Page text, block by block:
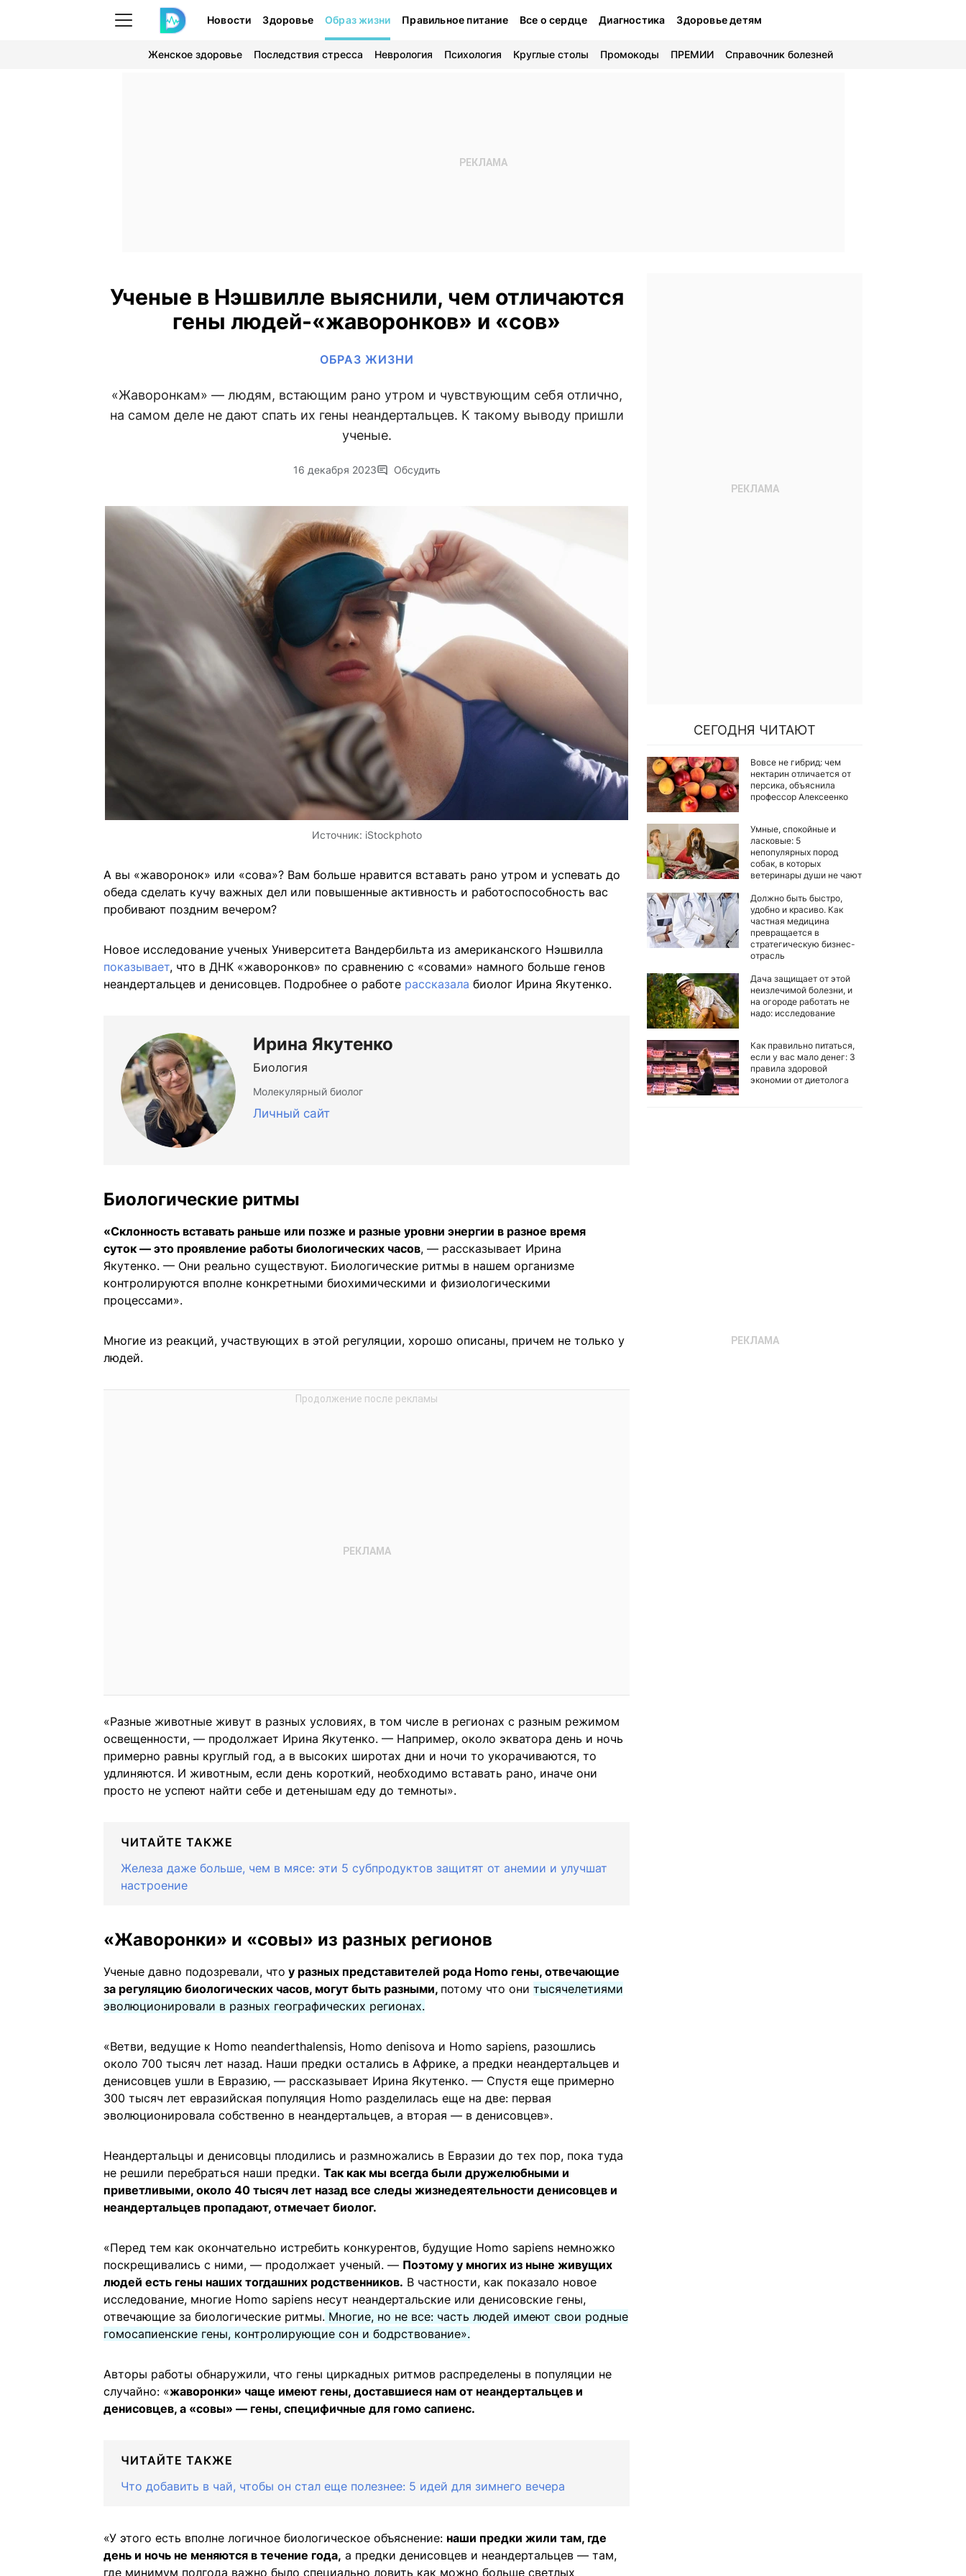
Новости Здоровье Образ жизни Правильное питание Все о сердце Диагностика Здоровье детям
Женское здоровье Последствия стресса Неврология Психология Круглые столы Промокоды ПРЕМИИ Справочник болезней
Ученые в Нэшвилле выяснили, чем отличаются
гены людей-«жаворонков» и «сов»
ОБРАЗ ЖИЗНИ
«Жаворонкам» — людям, встающим рано утром и чувствующим себя отлично,
на самом деле не дают спать их гены неандертальцев. К такому выводу пришли
ученые.
16 декабря 2023 Обсудить
Источник: iStockphoto
А вы «жаворонок» или «сова»? Вам больше нравится вставать рано утром и успевать до
обеда сделать кучу важных дел или повышенные активность и работоспособность вас
пробивают поздним вечером?
Новое исследование ученых Университета Вандербильта из американского Нэшвилла
показывает, что в ДНК «жаворонков» по сравнению с «совами» намного больше генов
неандертальцев и денисовцев. Подробнее о работе рассказала биолог Ирина Якутенко.
Ирина Якутенко
Биология
Молекулярный биолог
Личный сайт
Биологические ритмы
«Склонность вставать раньше или позже и разные уровни энергии в разное время
суток — это проявление работы биологических часов, — рассказывает Ирина
Якутенко. — Они реально существуют. Биологические ритмы в нашем организме
контролируются вполне конкретными биохимическими и физиологическими
процессами».
Многие из реакций, участвующих в этой регуляции, хорошо описаны, причем не только у
людей.
«Разные животные живут в разных условиях, в том числе в регионах с разным режимом
освещенности, — продолжает Ирина Якутенко. — Например, около экватора день и ночь
примерно равны круглый год, а в высоких широтах дни и ночи то укорачиваются, то
удлиняются. И животным, если день короткий, необходимо вставать рано, иначе они
просто не успеют найти себе и детенышам еду до темноты».
ЧИТАЙТЕ ТАКЖЕ
Железа даже больше, чем в мясе: эти 5 субпродуктов защитят от анемии и улучшат
настроение
«Жаворонки» и «совы» из разных регионов
Ученые давно подозревали, что у разных представителей рода Homo гены, отвечающие
за регуляцию биологических часов, могут быть разными, потому что они тысячелетиями
эволюционировали в разных географических регионах.
«Ветви, ведущие к Homo neanderthalensis, Homo denisova и Homo sapiens, разошлись
около 700 тысяч лет назад. Наши предки остались в Африке, а предки неандертальцев и
денисовцев ушли в Евразию, — рассказывает Ирина Якутенко. — Спустя еще примерно
300 тысяч лет евразийская популяция Homo разделилась еще на две: первая
эволюционировала собственно в неандертальцев, а вторая — в денисовцев».
Неандертальцы и денисовцы плодились и размножались в Евразии до тех пор, пока туда
не решили перебраться наши предки. Так как мы всегда были дружелюбными и
приветливыми, около 40 тысяч лет назад все следы жизнедеятельности денисовцев и
неандертальцев пропадают, отмечает биолог.
«Перед тем как окончательно истребить конкурентов, будущие Homo sapiens немножко
поскрещивались с ними, — продолжает ученый. — Поэтому у многих из ныне живущих
людей есть гены наших тогдашних родственников. В частности, как показало новое
исследование, многие Homo sapiens несут неандертальские или денисовские гены,
отвечающие за биологические ритмы. Многие, но не все: часть людей имеют свои родные
гомосапиенские гены, контролирующие сон и бодрствование».
Авторы работы обнаружили, что гены циркадных ритмов распределены в популяции не
случайно: «жаворонки» чаще имеют гены, доставшиеся нам от неандертальцев и
денисовцев, а «совы» — гены, специфичные для гомо сапиенс.
ЧИТАЙТЕ ТАКЖЕ
Что добавить в чай, чтобы он стал еще полезнее: 5 идей для зимнего вечера
«У этого есть вполне логичное биологическое объяснение: наши предки жили там, где
день и ночь не меняются в течение года, а предки денисовцев и неандертальцев — там,
где минимум полгода важно было специально ловить как можно больше светлых
СЕГОДНЯ ЧИТАЮТ
Вовсе не гибрид: чем
нектарин отличается от
персика, объяснила
профессор Алексеенко
Умные, спокойные и
ласковые: 5
непопулярных пород
собак, в которых
ветеринары души не чают
Должно быть быстро,
удобно и красиво. Как
частная медицина
превращается в
стратегическую бизнес-
отрасль
Дача защищает от этой
неизлечимой болезни, и
на огороде работать не
надо: исследование
Как правильно питаться,
если у вас мало денег: 3
правила здоровой
экономии от диетолога